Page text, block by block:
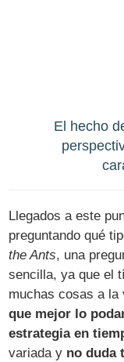
El hecho
Llegados a este
preguntando qué
the Ants, una
sencilla, ya que el
muchas cosas a
que mejor lo
estrategia en
variada y no duda